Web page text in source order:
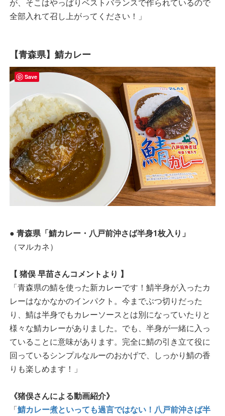
全部入れて召し上がってください！」
【青森県】鯖カレー
● 青森県「鯖カレー・八戸前沖さば半身1枚入り」
（マルカネ）
【 猪俣 早苗さんコメントより 】
「青森県の鯖を使った新カレーです！鯖半身が入ったカ
レーはなかなかのインパクト。今までぶつ切りだった
り、鯖は半身でもカレーソースとは別になっていたりと
様々な鯖カレーがありました。でも、半身が一緒に入っ
ていることに意味があります。完全に鯖の引き立て役に
回っているシンプルなルーのおかげで、しっかり鯖の香
りも楽しめます！」
《猪俣さんによる動画紹介》
「鯖カレー煮といっても過言ではない！八戸前沖さば半
Save